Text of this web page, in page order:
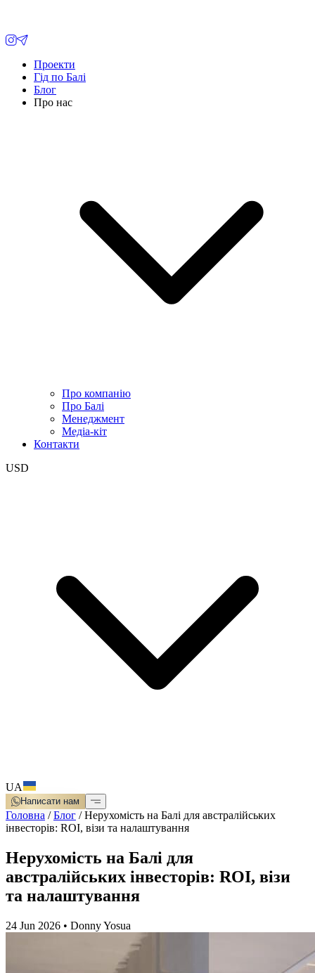
Проекти
Гід по Балі
Блог
Про нас
Про компанію
Про Балі
Менеджмент
Медіа-кіт
Контакти
USD
UA
Написати нам
Головна /Блог /Нерухомість на Балі для австралійських
інвесторів: ROI, візи та налаштування
Нерухомість на Балі для
австралійських інвесторів: ROI, візи
та налаштування
24 Jun 2026 • Donny Yosua